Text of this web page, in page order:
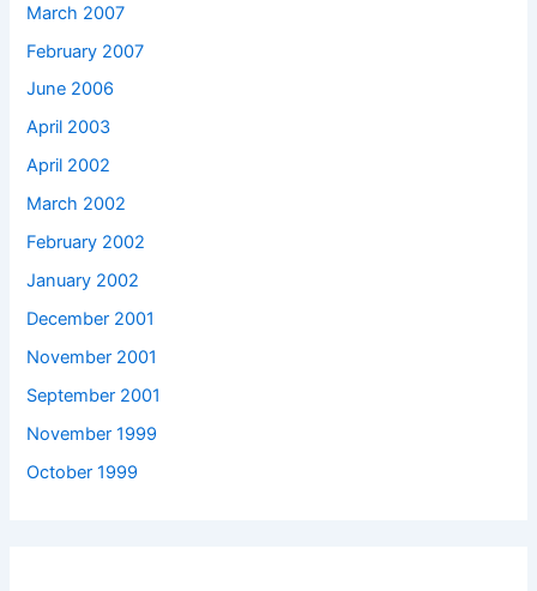
March 2007
February 2007
June 2006
April 2003
April 2002
March 2002
February 2002
January 2002
December 2001
November 2001
September 2001
November 1999
October 1999